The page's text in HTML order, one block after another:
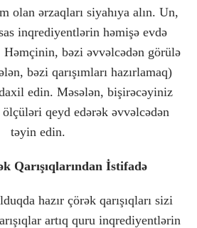
olan ərzaqları siyahıya alın. Un,
inqrediyentlərin həmişə evdə
Həmçinin, bəzi əvvəlcədən görülə
bəzi qarışımları hazırlamaq)
edin. Məsələn, bişirəcəyiniz
qeyd edərək əvvəlcədən
təyin edin.
Qarışıqlarından İstifadə
hazır çörək qarışıqları sizi
artıq quru inqrediyentlərin